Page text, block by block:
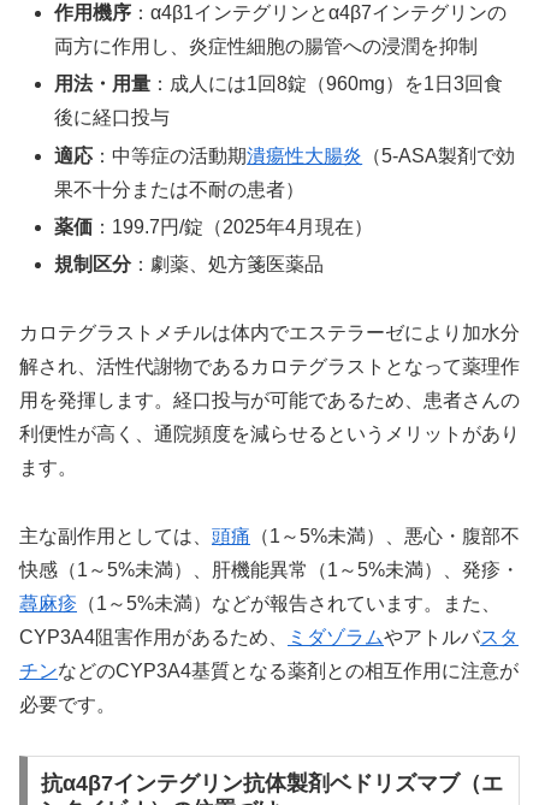
作用機序 ：α4β1インテグリンとα4β7インテグリンの
両方に作用し、炎症性細胞の腸管への浸潤を抑制
用法・用量 ：成人には1回8錠（960mg）を1日3回食
後に経口投与
適応 ：中等症の活動期潰瘍性大腸炎 （5-ASA製剤で効
果不十分または不耐の患者）
薬価 ：199.7円/錠（2025年4月現在）
規制区分：劇薬、処方箋医薬品
カロテグラストメチルは体内でエステラーゼにより加水分
解され、活性代謝物であるカロテグラストとなって薬理作
用を発揮します。経口投与が可能であるため、患者さんの
利便性が高く、通院頻度を減らせるというメリットがあり
ます。
主な副作用としては、 頭痛 （1～5%未満）、悪心・腹部不
快感（1～5%未満）、肝機能異常（1～5%未満）、発疹・
蕁麻疹 （1～5%未満）などが報告されています。また、
CYP3A4阻害作用があるため、
ミダゾラムやアトルバスタ
チンなどのCYP3A4基質となる薬剤との相互作用に注意が
必要です。
抗α4β7インテグリン抗体製剤ベドリズマブ（エ